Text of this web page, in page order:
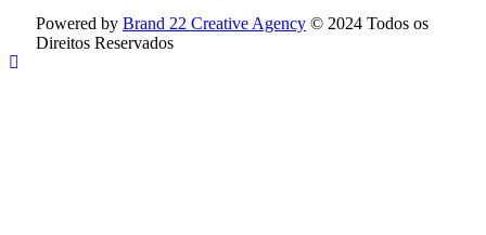
Powered by Brand 22 Creative Agency © 2024 Todos os
Direitos Reservados